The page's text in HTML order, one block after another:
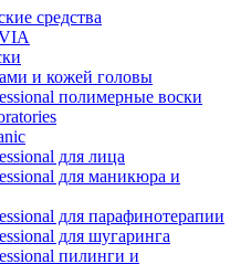
средства
и кожей головы
полимерные воски
для лица
для маникюра и
для парафинотерапии
для шугаринга
пилинги и